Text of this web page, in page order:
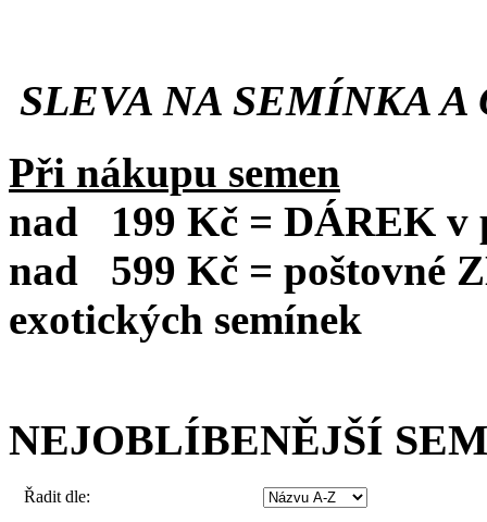
SLEVA NA SEMÍNKA A
Při nákupu semen
nad 199 Kč = DÁREK v
nad 599 Kč = poštovné
exotických semínek
NEJOBLÍBENĚJŠÍ
Řadit dle: